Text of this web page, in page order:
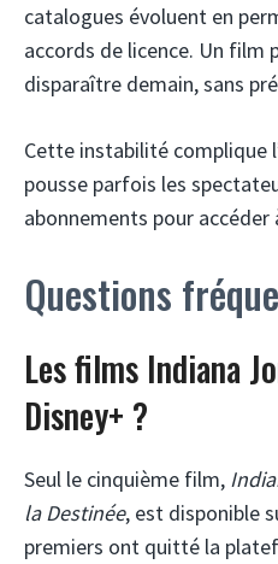
catalogues évoluent en
accords de licence. Un film
disparaître demain, sans
Cette instabilité complique
pousse parfois les
abonnements pour accéder
Questions
Les films Indiana
Disney+ ?
Seul le cinquième film,
la Destinée, est disponible
premiers ont quitté la